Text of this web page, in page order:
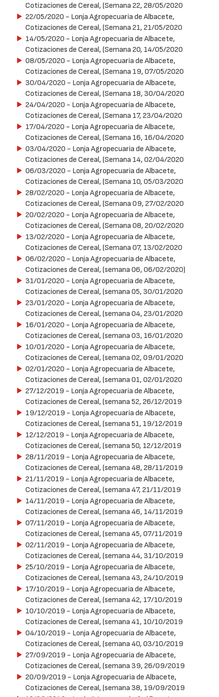
Cotizaciones de Cereal, (Semana 22, 28/05/2020
22/05/2020 - Lonja Agropecuaria de Albacete,
Cotizaciones de Cereal, (Semana 21, 21/05/2020
14/05/2020 - Lonja Agropecuaria de Albacete,
Cotizaciones de Cereal, (Semana 20, 14/05/2020
08/05/2020 - Lonja Agropecuaria de Albacete,
Cotizaciones de Cereal, (Semana 19, 07/05/2020
30/04/2020 - Lonja Agropecuaria de Albacete,
Cotizaciones de Cereal, (Semana 18, 30/04/2020
24/04/2020 - Lonja Agropecuaria de Albacete,
Cotizaciones de Cereal, (Semana 17, 23/04/2020
17/04/2020 - Lonja Agropecuaria de Albacete,
Cotizaciones de Cereal, (Semana 16, 16/04/2020
03/04/2020 - Lonja Agropecuaria de Albacete,
Cotizaciones de Cereal, (Semana 14, 02/04/2020
06/03/2020 - Lonja Agropecuaria de Albacete,
Cotizaciones de Cereal, (Semana 10, 05/03/2020
28/02/2020 - Lonja Agropecuaria de Albacete,
Cotizaciones de Cereal, (Semana 09, 27/02/2020
20/02/2020 - Lonja Agropecuaria de Albacete,
Cotizaciones de Cereal, (Semana 08, 20/02/2020
13/02/2020 - Lonja Agropecuaria de Albacete,
Cotizaciones de Cereal, (Semana 07, 13/02/2020
06/02/2020 - Lonja Agropecuaria de Albacete,
Cotizaciones de Cereal, (semana 06, 06/02/2020)
31/01/2020 - Lonja Agropecuaria de Albacete,
Cotizaciones de Cereal, (semana 05, 30/01/2020
23/01/2020 - Lonja Agropecuaria de Albacete,
Cotizaciones de Cereal, (semana 04, 23/01/2020
16/01/2020 - Lonja Agropecuaria de Albacete,
Cotizaciones de Cereal, (semana 03, 16/01/2020
10/01/2020 - Lonja Agropecuaria de Albacete,
Cotizaciones de Cereal, (semana 02, 09/01/2020
02/01/2020 - Lonja Agropecuaria de Albacete,
Cotizaciones de Cereal, (semana 01, 02/01/2020
27/12/2019 - Lonja Agropecuaria de Albacete,
Cotizaciones de Cereal, (semana 52, 26/12/2019
19/12/2019 - Lonja Agropecuaria de Albacete,
Cotizaciones de Cereal, (semana 51, 19/12/2019
12/12/2019 - Lonja Agropecuaria de Albacete,
Cotizaciones de Cereal, (semana 50, 12/12/2019
28/11/2019 - Lonja Agropecuaria de Albacete,
Cotizaciones de Cereal, (semana 48, 28/11/2019
21/11/2019 - Lonja Agropecuaria de Albacete,
Cotizaciones de Cereal, (semana 47, 21/11/2019
14/11/2019 - Lonja Agropecuaria de Albacete,
Cotizaciones de Cereal, (semana 46, 14/11/2019
07/11/2019 - Lonja Agropecuaria de Albacete,
Cotizaciones de Cereal, (semana 45, 07/11/2019
02/11/2019 - Lonja Agropecuaria de Albacete,
Cotizaciones de Cereal, (semana 44, 31/10/2019
25/10/2019 - Lonja Agropecuaria de Albacete,
Cotizaciones de Cereal, (semana 43, 24/10/2019
17/10/2019 - Lonja Agropecuaria de Albacete,
Cotizaciones de Cereal, (semana 42, 17/10/2019
10/10/2019 - Lonja Agropecuaria de Albacete,
Cotizaciones de Cereal, (semana 41, 10/10/2019
04/10/2019 - Lonja Agropecuaria de Albacete,
Cotizaciones de Cereal, (semana 40, 03/10/2019
27/09/2019 - Lonja Agropecuaria de Albacete,
Cotizaciones de Cereal, (semana 39, 26/09/2019
20/09/2019 - Lonja Agropecuaria de Albacete,
Cotizaciones de Cereal, (semana 38, 19/09/2019